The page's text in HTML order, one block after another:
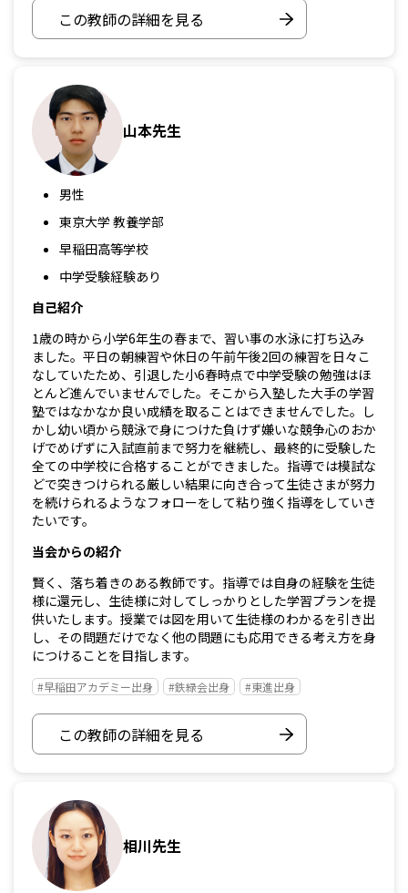
この教師の詳細を見る
山本先生
男性
東京大学 教養学部
早稲田高等学校
中学受験経験あり
自己紹介
1歳の時から小学6年生の春まで、習い事の水泳に打ち込み
ました。平日の朝練習や休日の午前午後2回の練習を日々こ
なしていたため、引退した小6春時点で中学受験の勉強はほ
とんど進んでいませんでした。そこから入塾した大手の学習
塾ではなかなか良い成績を取ることはできませんでした。し
かし幼い頃から競泳で身につけた負けず嫌いな競争心のおか
げでめげずに入試直前まで努力を継続し、最終的に受験した
全ての中学校に合格することができました。指導では模試な
どで突きつけられる厳しい結果に向き合って生徒さまが努力
を続けられるようなフォローをして粘り強く指導をしていき
たいです。
当会からの紹介
賢く、落ち着きのある教師です。指導では自身の経験を生徒
様に還元し、生徒様に対してしっかりとした学習プランを提
供いたします。授業では図を用いて生徒様のわかるを引き出
し、その問題だけでなく他の問題にも応用できる考え方を身
につけることを目指します。
#早稲田アカデミー出身 #鉄緑会出身 #東進出身
この教師の詳細を見る
相川先生